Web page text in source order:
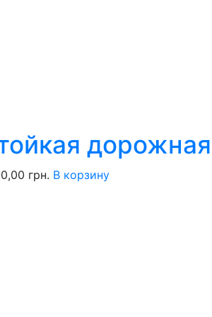
грн. В корзину